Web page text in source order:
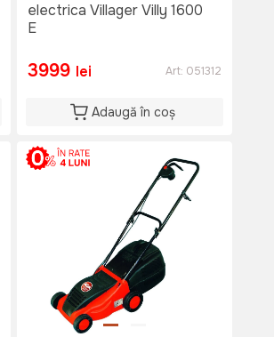
electrica Villager Villy 1600
E
3999 lei Art: 051312
Adaugă în coș